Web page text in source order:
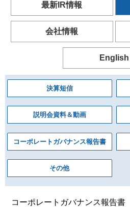
最新IR情報
会社情報
English
決算短信
説明会資料＆動画
コーポレートガバナンス報告書
その他
コーポレートガバナンス報告書